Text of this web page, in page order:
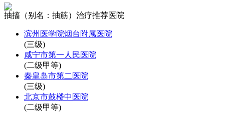
抽搐（别名：抽筋）治疗推荐医院
滨州医学院烟台附属医院
(三级)
咸宁市第一人民医院
(二级甲等)
秦皇岛市第二医院
(三级)
北京市鼓楼中医院
(二级甲等)